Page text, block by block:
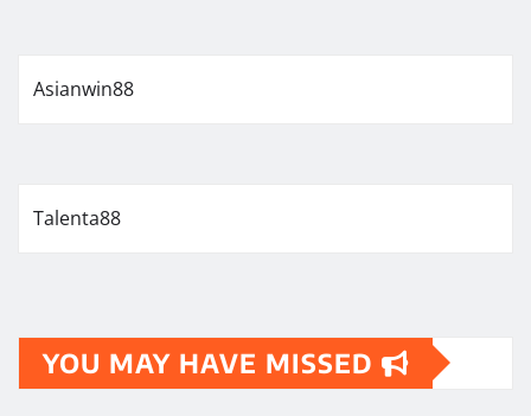
Asianwin88
Talenta88
YOU MAY HAVE MISSED